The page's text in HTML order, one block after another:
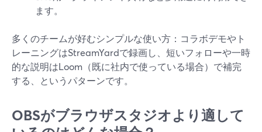
ます。
多くのチームが好むシンプルな使い方：コラボデモやト
レーニングはStreamYardで録画し、短いフォローや一時
的な説明はLoom（既に社内で使っている場合）で補完
する、というパターンです。
OBSがブラウザスタジオより適して